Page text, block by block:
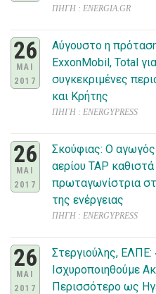
ΠΗΓΗ : ENERGIA.GR
26
ΜΑΙ
2017
Αύγουστο η
ExxonMobil, Total
συγκεκριμένες
και Κρήτης
ΠΗΓΗ : ENERGYPRESS
26
ΜΑΙ
2017
Σκούφιας: Ο
αερίου ΤΑΡ
πρωταγωνίστρια
της ενέργειας
ΠΗΓΗ : ENERGYPRESS
26
ΜΑΙ
2017
Στεργιούλης, ΕΛΠΕ:
Ισχυροποιηθούμε
Περισσότερο ως